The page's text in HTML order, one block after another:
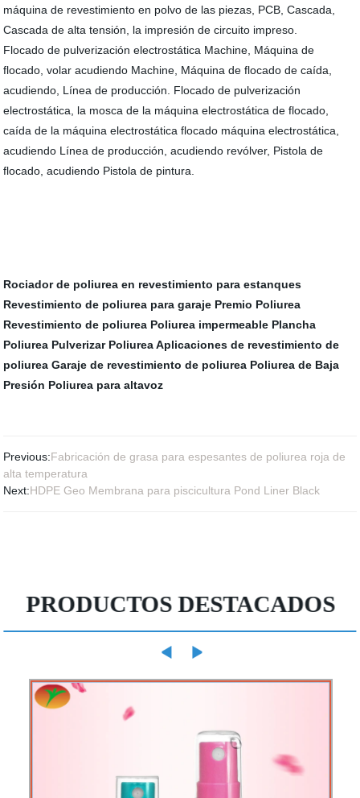
máquina de revestimiento en polvo de las piezas, PCB, Cascada,
Cascada de alta tensión, la impresión de circuito impreso.
Flocado de pulverización electrostática Machine, Máquina de
flocado, volar acudiendo Machine, Máquina de flocado de caída,
acudiendo, Línea de producción. Flocado de pulverización
electrostática, la mosca de la máquina electrostática de flocado,
caída de la máquina electrostática flocado máquina electrostática,
acudiendo Línea de producción, acudiendo revólver, Pistola de
flocado, acudiendo Pistola de pintura.
Rociador de poliurea en revestimiento para estanques
Revestimiento de poliurea para garaje Premio Poliurea
Revestimiento de poliurea Poliurea impermeable Plancha
Poliurea Pulverizar Poliurea Aplicaciones de revestimiento de
poliurea Garaje de revestimiento de poliurea Poliurea de Baja
Presión Poliurea para altavoz
Previous:Fabricación de grasa para espesantes de poliurea roja de
alta temperatura
Next:HDPE Geo Membrana para piscicultura Pond Liner Black
PRODUCTOS DESTACADOS